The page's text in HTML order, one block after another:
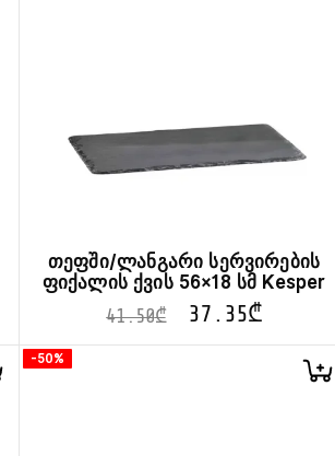
თეფში/ლანგარი სერვირების
ფიქალის ქვის 56×18 სმ Kesper
41.50₾ 37.35₾
-50%